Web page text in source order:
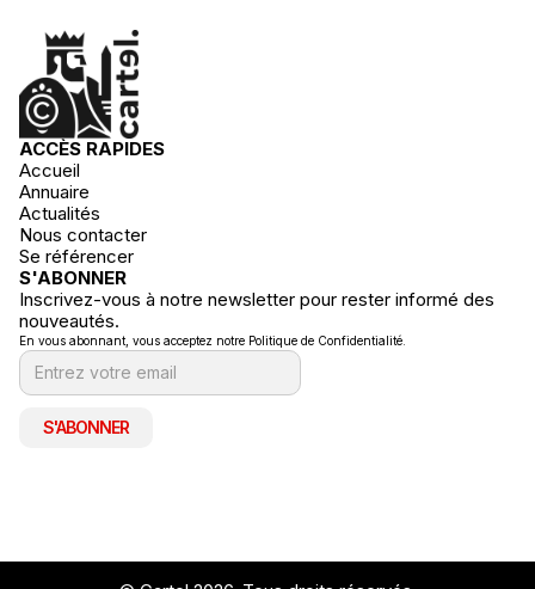
ACCÈS RAPIDES
Accueil
Annuaire
Actualités
Nous contacter
Se référencer
S'ABONNER
Inscrivez-vous à notre newsletter pour rester informé des
nouveautés.
En vous abonnant, vous acceptez notre Politique de Confidentialité.